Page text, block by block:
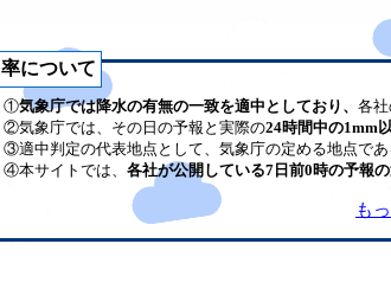
について
①気象庁では降水の有無の一致を適中としており、 各
②気象庁では、その日の予報と実際の24時間中の1mm
③適中判定の代表地点として、気象庁の定める地点であ
④本サイトでは、 各社が公開している7日前0時の予報
も